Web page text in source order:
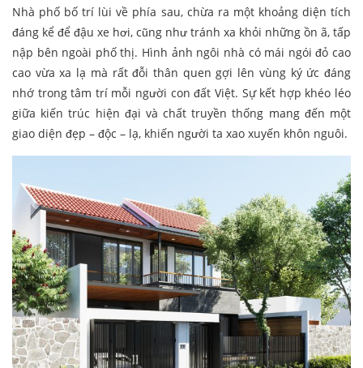
Nhà phố bố trí lùi về phía sau, chừa ra một khoảng diện tích
đáng kể để đậu xe hơi, cũng như tránh xa khỏi những ồn ã, tấp
nập bên ngoài phố thị. Hình ảnh ngôi nhà có mái ngói đỏ cao
cao vừa xa lạ mà rất đỗi thân quen gợi lên vùng ký ức đáng
nhớ trong tâm trí mỗi người con đất Việt. Sự kết hợp khéo léo
giữa kiến trúc hiện đại và chất truyền thống mang đến một
giao diện đẹp – độc – lạ, khiến người ta xao xuyến khôn nguôi.